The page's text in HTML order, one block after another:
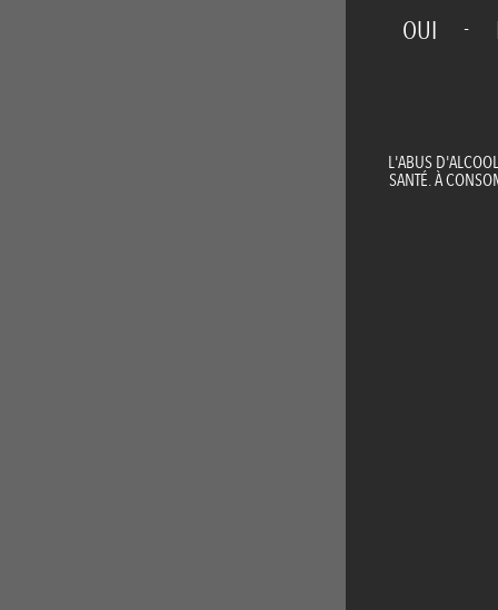
OUI -
L'ABUS
SANTÉ. À